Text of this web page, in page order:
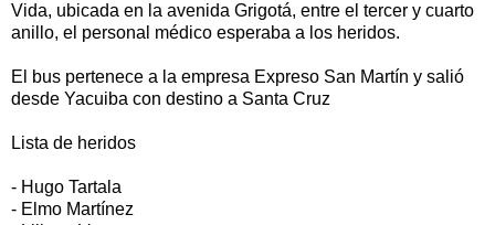
Vida, ubicada en la avenida Grigotá, entre el tercer y cuarto
anillo, el personal médico esperaba a los heridos.
El bus pertenece a la empresa Expreso San Martín y salió
desde Yacuiba con destino a Santa Cruz
Lista de heridos
- Hugo Tartala
- Elmo Martínez